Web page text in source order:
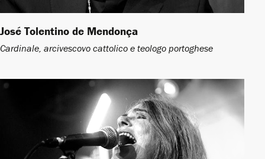
José Tolentino de Mendonça ​
Cardinale, arcivescovo cattolico e teologo portoghese